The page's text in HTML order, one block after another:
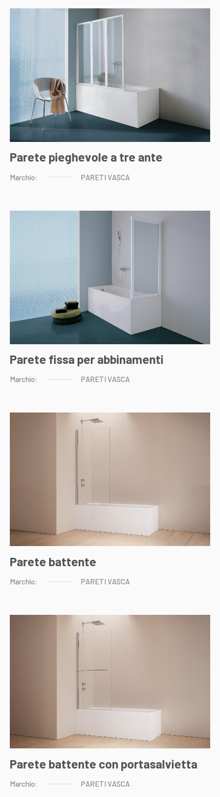
Parete pieghevole a tre ante
Marchio: PARETI VASCA
Parete fissa per abbinamenti
Marchio: PARETI VASCA
Parete battente
Marchio: PARETI VASCA
Parete battente con portasalvietta
Marchio: PARETI VASCA